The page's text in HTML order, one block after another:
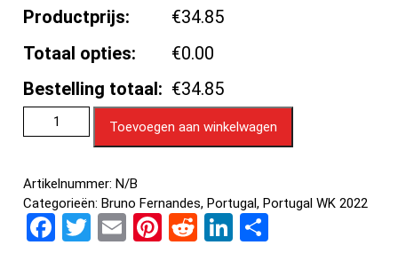
Productprijs:
€34.85
Totaal opties:
€0.00
Bestelling totaal: €34.85
Toevoegen aan winkelwagen
Artikelnummer:N/B
Categorieën:Bruno Fernandes,Portugal,Portugal WK 2022
F
T
E
Pi R
Li